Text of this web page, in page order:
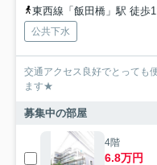
東西線「飯田橋」駅 徒歩
公共下水
交通アクセス良好でとっても
ます★
募集中の部屋
4階
6.8万円